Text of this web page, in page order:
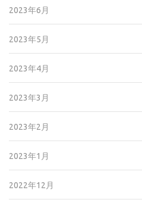
2023年6月
2023年5月
2023年4月
2023年3月
2023年2月
2023年1月
2022年12月